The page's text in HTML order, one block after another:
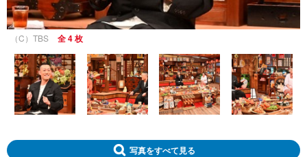
（C）TBS 全 4 枚
写真をすべて見る